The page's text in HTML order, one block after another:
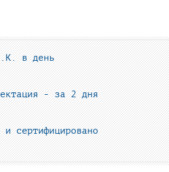
в день
- за 2 дня
и сертифицировано